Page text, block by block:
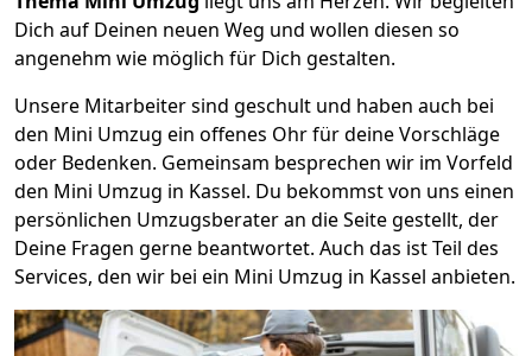
Dich auf Deinen neuen Weg und wollen diesen so
angenehm wie möglich für Dich gestalten.
Unsere Mitarbeiter sind geschult und haben auch bei
den Mini Umzug ein offenes Ohr für deine Vorschläge
oder Bedenken. Gemeinsam besprechen wir im Vorfeld
den Mini Umzug in Kassel. Du bekommst von uns einen
persönlichen Umzugsberater an die Seite gestellt, der
Deine Fragen gerne beantwortet. Auch das ist Teil des
Services, den wir bei ein Mini Umzug in Kassel anbieten.